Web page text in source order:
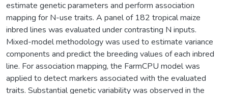
estimate genetic parameters and perform association
mapping for N-use traits. A panel of 182 tropical maize
inbred lines was evaluated under contrasting N inputs.
Mixed-model methodology was used to estimate variance
components and predict the breeding values of each inbred
line. For association mapping, the FarmCPU model was
applied to detect markers associated with the evaluated
traits. Substantial genetic variability was observed in the